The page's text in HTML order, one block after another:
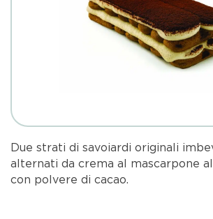
Due strati di savoiardi originali
alternati da crema al mascarpone
con polvere di cacao.